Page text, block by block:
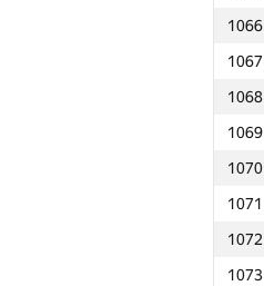
1066
1067
1068
1069
1070
1071
1072
1073